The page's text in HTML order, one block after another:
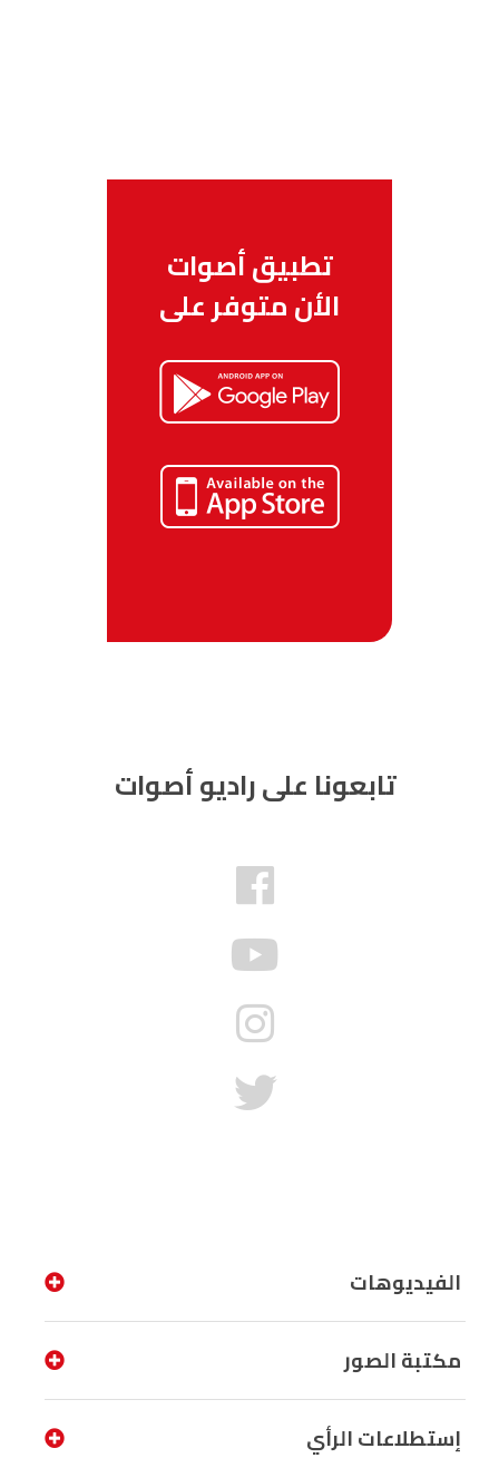
تطبيق أصوات
الأن متوفر على
تابعونا على راديو أصوات
الفيديوهات
مكتبة الصور
إستطلاعات الرأي